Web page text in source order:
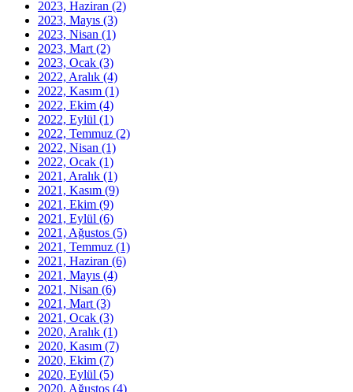
2023, Haziran (2)
2023, Mayıs (3)
2023, Nisan (1)
2023, Mart (2)
2023, Ocak (3)
2022, Aralık (4)
2022, Kasım (1)
2022, Ekim (4)
2022, Eylül (1)
2022, Temmuz (2)
2022, Nisan (1)
2022, Ocak (1)
2021, Aralık (1)
2021, Kasım (9)
2021, Ekim (9)
2021, Eylül (6)
2021, Ağustos (5)
2021, Temmuz (1)
2021, Haziran (6)
2021, Mayıs (4)
2021, Nisan (6)
2021, Mart (3)
2021, Ocak (3)
2020, Aralık (1)
2020, Kasım (7)
2020, Ekim (7)
2020, Eylül (5)
2020, Ağustos (4)